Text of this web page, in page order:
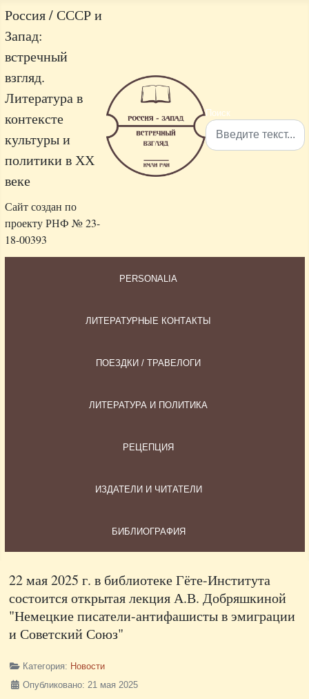
Россия / СССР и
Запад:
встречный
взгляд.
Литература в
контексте
культуры и
политики в ХХ
веке
Сайт создан по
проекту РНФ № 23-
18-00393
Поиск
PERSONALIA
ЛИТЕРАТУРНЫЕ КОНТАКТЫ
ПОЕЗДКИ / ТРАВЕЛОГИ
ЛИТЕРАТУРА И ПОЛИТИКА
РЕЦЕПЦИЯ
ИЗДАТЕЛИ И ЧИТАТЕЛИ
БИБЛИОГРАФИЯ
22 мая 2025 г. в библиотеке Гёте-Института
состоится открытая лекция А.В. Добряшкиной
"Немецкие писатели-антифашисты в эмиграции
и Советский Союз"
Категория: Новости
Опубликовано: 21 мая 2025